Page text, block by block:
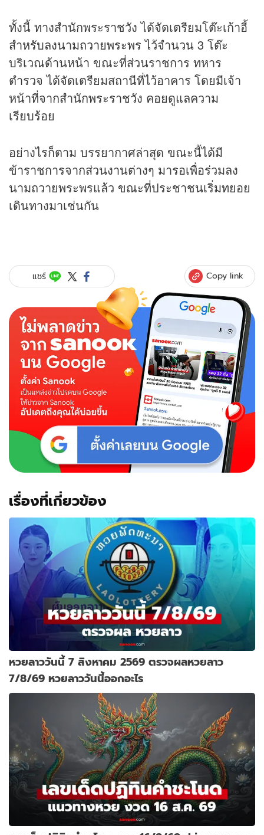
ทั้งนี้ ทางสำนักพระราชวัง ได้จัดเตรียมโต๊ะเก้าอี้
สำหรับลงนามถวายพระพร ไว้จำนวน 3 โต๊ะ
บริเวณด้านหน้า ขณะที่ส่วนราชการ ทหาร
ตำรวจ ได้จัดเตรียมสถานีที่ไว้อาคาร โดยมีเจ้า
หน้าที่จากสำนักพระราชวัง คอยดูแลความ
เรียบร้อย
อย่างไรก็ตาม บรรยากาศล่าสุด ขณะนี้ได้มี
ข้าราชการจากส่วนงานต่างๆ มารอเพื่อร่วมลง
นามถวายพระพรแล้ว ขณะที่ประชาชนเริ่มทยอย
เดินทางมาเช่นกัน
แชร์ Copy link
เรื่องที่เกี่ยวข้อง
หวยลาววันนี้ 7 สิงหาคม 2569 ตรวจผลหวยลาว
7/8/69 หวยลาววันนี้ออกอะไร